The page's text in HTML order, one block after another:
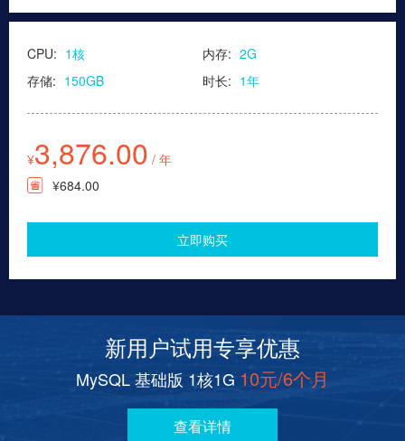
CPU: 1核 内存: 2G
存储: 150GB 时长: 1年
¥3,876.00 / 年
¥684.00
立即购买
新用户试用专享优惠
MySQL 基础版 1核1G 10元/6个月
查看详情